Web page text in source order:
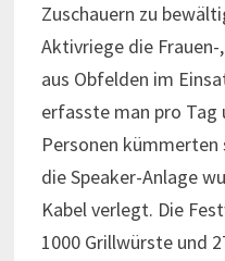
Zuschauern zu
Aktivriege die
aus Obfelden im
erfasste man pro Tag
Personen kümmerten
die Speaker-Anlage
Kabel verlegt. Die
1000 Grillwürste und